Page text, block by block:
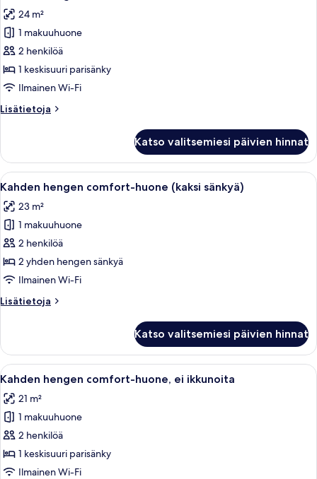
huonetyypin
Kahden
hengen
comfort-
huone
24 m²
1 makuuhuone
2 henkilöä
1 keskisuuri parisänky
Ilmainen Wi-Fi
Lisätietoja
Lisätietoja
comfort-
huone
Katso valitsemiesi päivien hinnat
Avaa
kaikki
huonetyypin
Kahden
hengen
comfort-
huone
sänkyä)
Moderni hotellihuone, jossa on
11
Kahden hengen comfort-huone (kaksi sänkyä)
23 m²
1 makuuhuone
2 henkilöä
2 yhden hengen sänkyä
Ilmainen Wi-Fi
Lisätietoja
Lisätietoja
comfort-
huone
(kaksi
Katso valitsemiesi päivien hinnat
Avaa
kaikki
huonetyypin
Kahden
hengen
comfort-
huone,
Kahden hengen comfort-huone, ei
11
Kahden hengen comfort-huone, ei ikkunoita
21 m²
1 makuuhuone
2 henkilöä
1 keskisuuri parisänky
Ilmainen Wi-Fi